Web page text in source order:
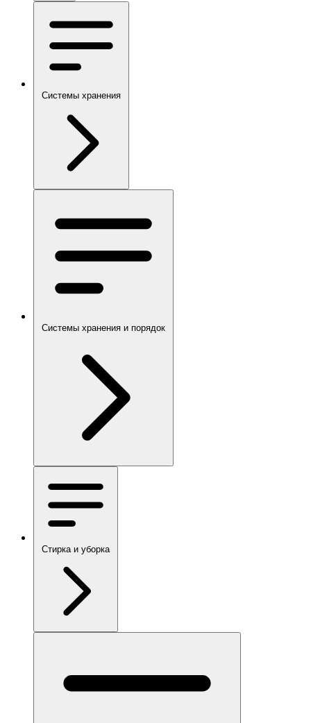
Системы хранения
Системы хранения и порядок
Стирка и уборка